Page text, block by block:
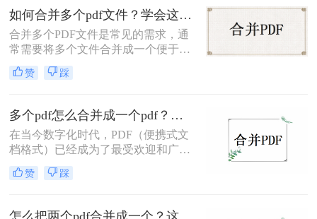
需要将多个PDF文件合并为一个文件
以方便管理和阅读。本文将介绍怎么
合并pdf的方法，帮助您快速合并PDF
文件。
如何合并多个pdf文件？学会这3招让你高效办公!！
合并多个PDF文件是常见的需求，通
常需要将多个文件合并成一个便于阅
读、打印或进一步处理。本文将向您
介绍如何合并多个pdf文件的方法，帮
赞 踩
多个pdf怎么合并成一个pdf？试试这二个方法！
在当今数字化时代，PDF（便携式文
档格式）已经成为了最受欢迎和广泛
使用的文档格式之一。然而，我们有
时候会面临着需要合并多个PDF文件
个相关主题的文件整合到一起，或者
赞 踩